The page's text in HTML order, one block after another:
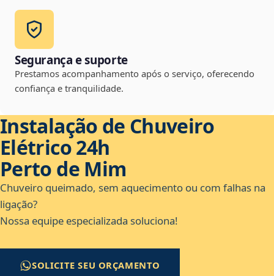
Segurança e suporte
Prestamos acompanhamento após o serviço, oferecendo
confiança e tranquilidade.
Instalação de Chuveiro
Elétrico 24h
Perto de Mim
Chuveiro queimado, sem aquecimento ou com falhas na
ligação?
Nossa equipe especializada soluciona!
SOLICITE SEU ORÇAMENTO